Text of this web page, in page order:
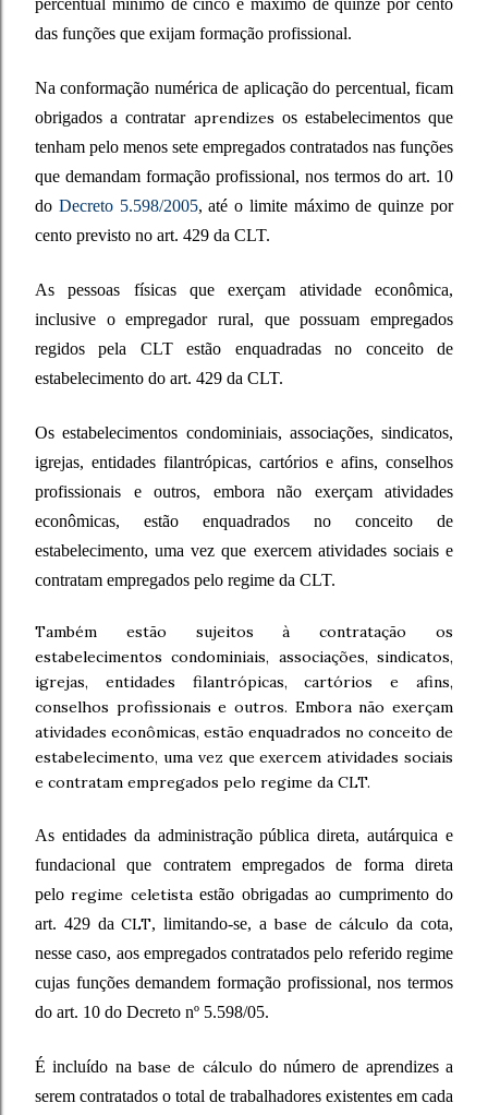
percentual mínimo de cinco e máximo de quinze por cento
das funções que exijam formação profissional.
Na conformação numérica de aplicação do percentual, ficam
obrigados a contratar aprendizes os estabelecimentos que
tenham pelo menos sete empregados contratados nas funções
que demandam formação profissional, nos termos do art. 10
do Decreto 5.598/2005, até o limite máximo de quinze por
cento previsto no art. 429 da CLT.
As pessoas físicas que exerçam atividade econômica,
inclusive o empregador rural, que possuam empregados
regidos pela CLT estão enquadradas no conceito de
estabelecimento do art. 429 da CLT.
Os estabelecimentos condominiais, associações, sindicatos,
igrejas, entidades filantrópicas, cartórios e afins, conselhos
profissionais e outros, embora não exerçam atividades
econômicas, estão enquadrados no conceito de
estabelecimento, uma vez que exercem atividades sociais e
contratam empregados pelo regime da CLT.
Também estão sujeitos à contratação os
estabelecimentos condominiais, associações, sindicatos,
igrejas, entidades filantrópicas, cartórios e afins,
conselhos profissionais e outros. Embora não exerçam
atividades econômicas, estão enquadrados no conceito de
estabelecimento, uma vez que exercem atividades sociais
e contratam empregados pelo regime da CLT.
As entidades da administração pública direta, autárquica e
fundacional que contratem empregados de forma direta
peloregime celetistaestão obrigadas ao cumprimento do
art. 429 daCLT, limitando-se, abase de cálculo da cota,
nesse caso, aos empregados contratados pelo referido regime
cujas funções demandem formação profissional, nos termos
do art. 10 do Decreto nº 5.598/05.
É incluído nabase de cálculo do número de aprendizes a
serem contratados o total de trabalhadores existentes em cada